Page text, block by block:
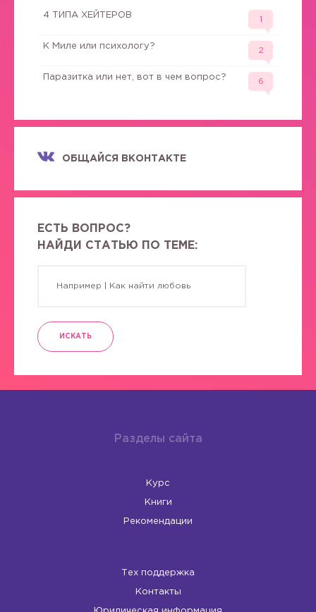
4 ТИПА ХЕЙТЕРОВ
1
К Миле или психологу?
2
Паразитка или нет, вот в чем вопрос?
6
ОБЩАЙСЯ ВКОНТАКТЕ
ЕСТЬ ВОПРОС?
НАЙДИ СТАТЬЮ ПО ТЕМЕ:
ИСКАТЬ
Разделы сайта
Курс
Книги
Рекомендации
Тех поддержка
Контакты